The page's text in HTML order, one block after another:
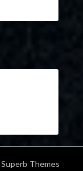
Superb Themes